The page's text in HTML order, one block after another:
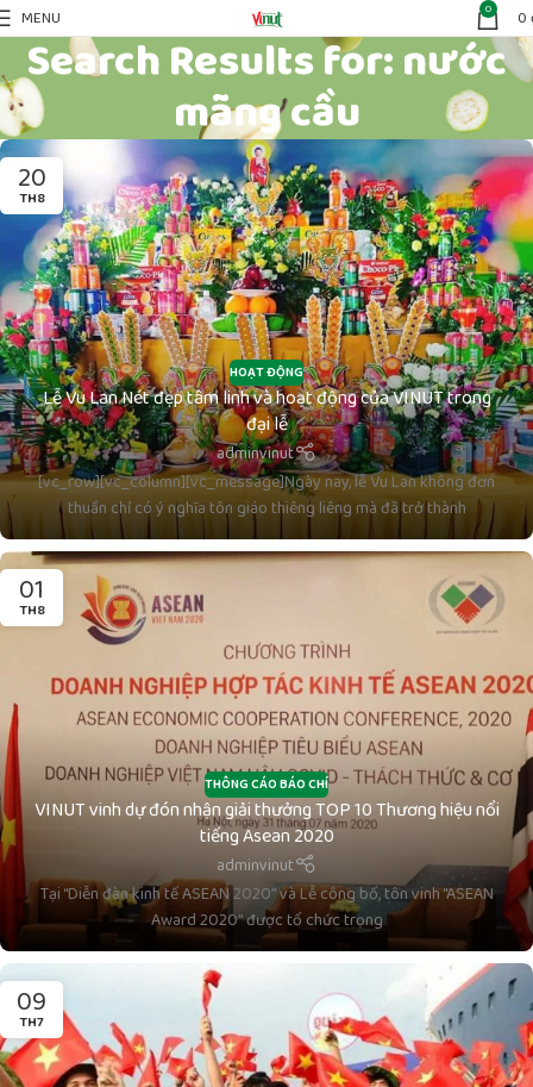
MENU 0 0
Search Results for: nước
mãng cầu
20
TH8
HOẠT ĐỘNG
Lễ Vu Lan Nét đẹp tâm linh và hoạt động của VINUT trong
đại lễ
adminvinut
[vc_row][vc_column][vc_message]Ngày nay, lễ Vu Lan không đơn
thuần chỉ có ý nghĩa tôn giáo thiêng liêng mà đã trở thành
01
TH8
THÔNG CÁO BÁO CHÍ
VINUT vinh dự đón nhận giải thưởng TOP 10 Thương hiệu nổi
tiếng Asean 2020
adminvinut
Tại “Diễn đàn kinh tế ASEAN 2020” và Lễ công bố, tôn vinh “ASEAN
Award 2020” được tổ chức trọng
09
TH7